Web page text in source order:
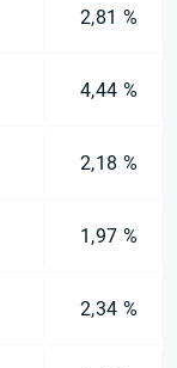
2,81 %
4,44 %
2,18 %
1,97 %
2,34 %